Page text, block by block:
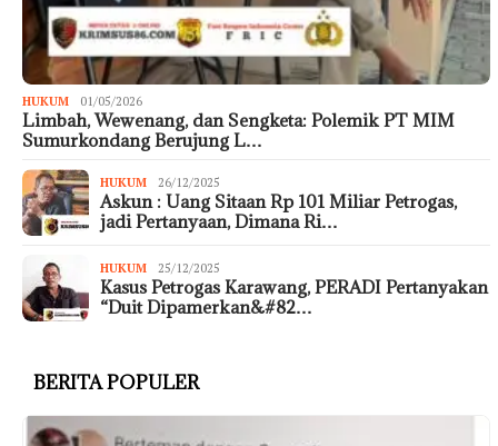
HUKUM 01/05/2026
Limbah, Wewenang, dan Sengketa: Polemik PT MIM
Sumurkondang Berujung L…
HUKUM 26/12/2025
Askun : Uang Sitaan Rp 101 Miliar Petrogas,
jadi Pertanyaan, Dimana Ri…
HUKUM 25/12/2025
Kasus Petrogas Karawang, PERADI Pertanyakan
“Duit Dipamerkan&#82…
BERITA POPULER